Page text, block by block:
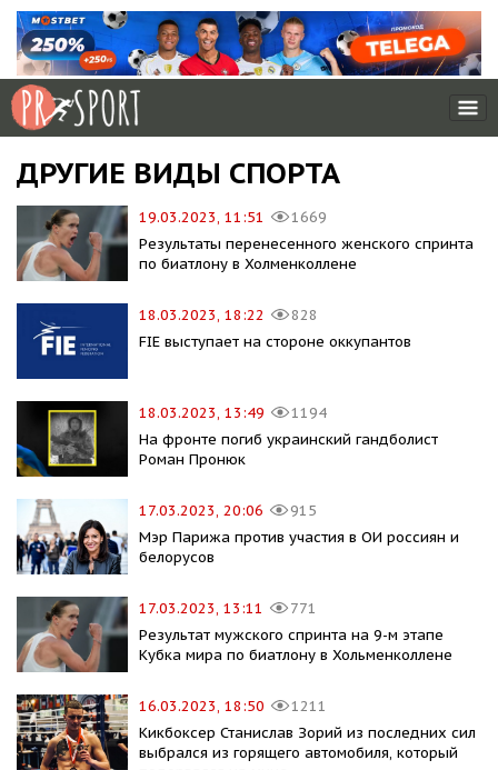
ДРУГИЕ ВИДЫ СПОРТА
19.03.2023, 11:51
1669
Результаты перенесенного женского спринта
по биатлону в Холменколлене
18.03.2023, 18:22
828
FIE выступает на стороне оккупантов
18.03.2023, 13:49
1194
На фронте погиб украинский гандболист
Роман Пронюк
17.03.2023, 20:06
915
Мэр Парижа против участия в ОИ россиян и
белорусов
17.03.2023, 13:11
771
Результат мужского спринта на 9-м этапе
Кубка мира по биатлону в Хольменколлене
16.03.2023, 18:50
1211
Кикбоксер Станислав Зорий из последних сил
выбрался из горящего автомобиля, который